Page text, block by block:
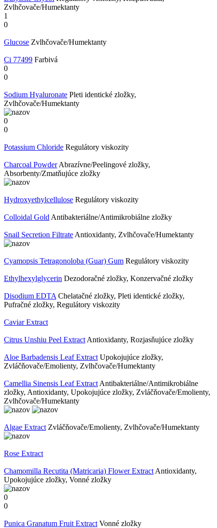
Zvlhčovače/Humektanty
1
0
Glucose Zvlhčovače/Humektanty
Ci 77499 Farbivá
0
0
Sodium Hyaluronate Pleti identické zložky,
Zvlhčovače/Humektanty
0
0
Potassium Chloride Regulátory viskozity
Charcoal Powder Abrazívne/Peelingové zložky,
Absorbenty/Zmatňujúce zložky
​Hydroxyethylcellulose Regulátory viskozity
Colloidal Gold Antibakteriálne/Antimikrobiálne zložky
Snail Secretion Filtrate Antioxidanty, Zvlhčovače/Humektanty
Cyamopsis Tetragonoloba (Guar) Gum Regulátory viskozity
Ethylhexylglycerin Dezodoračné zložky, Konzervačné zložky
Disodium EDTA Chelatačné zložky, Pleti identické zložky,
Pufračné zložky, Regulátory viskozity
Caviar Extract
Citrus Unshiu Peel Extract Antioxidanty, Rozjasňujúce zložky
Aloe Barbadensis Leaf Extract Upokojujúce zložky,
Zvláčňovače/Emolienty, Zvlhčovače/Humektanty
Camellia Sinensis Leaf Extract Antibakteriálne/Antimikrobiálne
zložky, Antioxidanty, Upokojujúce zložky, Zvláčňovače/Emolienty,
Zvlhčovače/Humektanty
Algae Extract Zvláčňovače/Emolienty, Zvlhčovače/Humektanty
Rose Extract
Chamomilla Recutita (Matricaria) Flower Extract Antioxidanty,
Upokojujúce zložky, Vonné zložky
0
0
Punica Granatum Fruit Extract Vonné zložky